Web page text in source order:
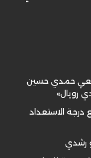
ربيعي حمدي حسين
رويال»
الاستعداد
رشدي